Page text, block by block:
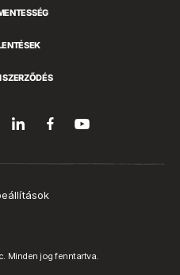
SZERZŐDÉS
MegosztásKövessNézd
a
Minden jog fenntartva.